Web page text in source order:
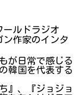
ールドラジオ
ン作家のインタ
が日常で感じる
韓国を代表する
』、『ジョジョ